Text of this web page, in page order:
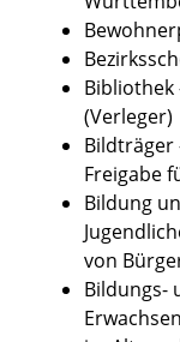
Bibliothek
(Verleger)
Bildträger
Freigabe
Bildung
von
Bildungs-